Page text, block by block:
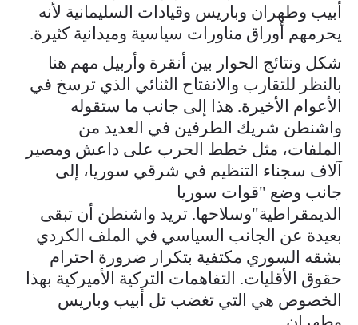
أبيب وطهران وباريس وقيادات السليمانية لأنه
يحرمهم أوراق مناورات سياسية وميدانية كثيرة.
شكل ونتائج الحوار بين أنقرة وأربيل مهم هنا
بالنظر للتقارب والانفتاح الثنائي الذي ترسخ في
الأعوام الأخيرة. هذا إلى جانب ما ستقوله
واشنطن شريك الطرفين في العديد من
الملفات، مثل خطط الحرب على داعش ومصير
آلاف سجناء التنظيم في شرقي سوريا، إلى
جانب وضع "قوات سوريا
الديمقراطية"وسلاحها. تريد واشنطن أن تبقى
بعيدة عن الجانب السياسي في الملف الكردي
بشقه السوري مكتفية بتكرار ضرورة احترام
حقوق الأقليات. التفاهمات التركية الأميركية بهذا
الخصوص هي التي تغضب تل أبيب وباريس
وطهران.